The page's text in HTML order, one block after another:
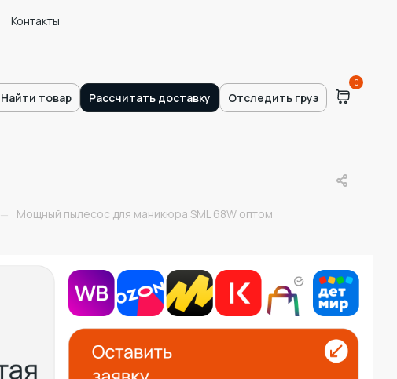
Контакты
Найти товар Рассчитать доставку Отследить груз
0
— Мощный пылесос для маникюра SML 68W оптом